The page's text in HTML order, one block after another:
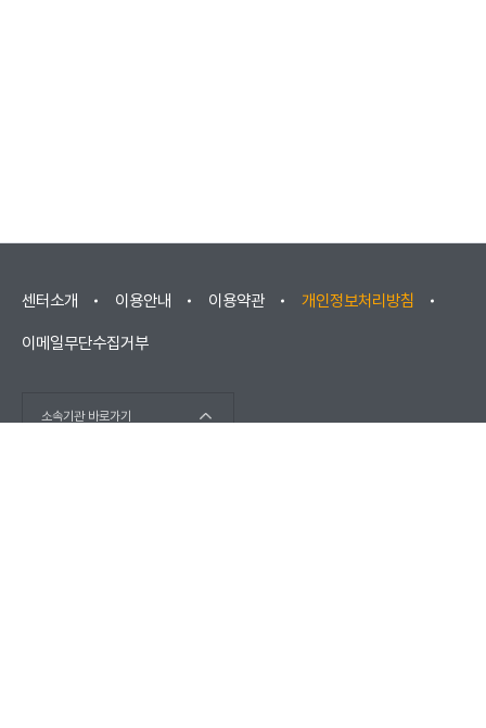
센터소개 이용안내 이용약관 개인정보처리방침
이메일무단수집거부
소속기관 바로가기